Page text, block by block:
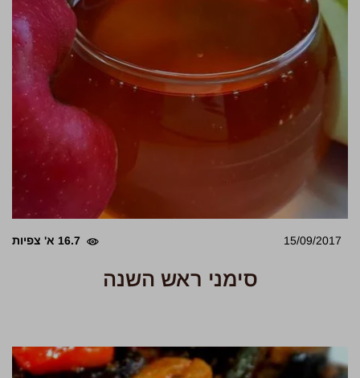
15/09/2017 16.7 א' צפיות
סימני ראש השנה